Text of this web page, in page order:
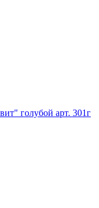
голубой арт. 301г